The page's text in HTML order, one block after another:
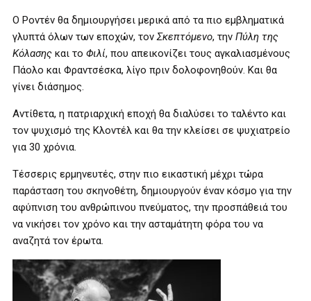
Ο Ροντέν θα δημιουργήσει μερικά από τα πιο εμβληματικά
γλυπτά όλων των εποχών, τονΣκεπτόμενο, την Πύλη της
Κόλασης και το Φιλί, που απεικονίζει τους αγκαλιασμένους
Πάολο και Φραντσέσκα, λίγο πριν δολοφονηθούν. Και θα
γίνει διάσημος.
Αντίθετα, η πατριαρχική εποχή θα διαλύσει το ταλέντο και
τον ψυχισμό της Κλοντέλ και θα την κλείσει σε ψυχιατρείο
για 30 χρόνια.
Τέσσερις ερμηνευτές, στην πιο εικαστική μέχρι τώρα
παράσταση του σκηνοθέτη, δημιουργούν έναν κόσμο για την
αφύπνιση του ανθρώπινου πνεύματος, την προσπάθειά του
να νικήσει τον χρόνο και την ασταμάτητη φόρα του να
αναζητά τον έρωτα.